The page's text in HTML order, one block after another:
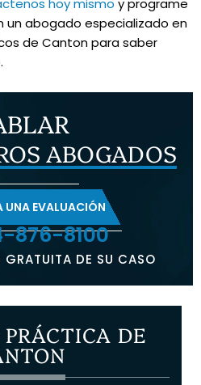
hoy mismo y programe
abogado especializado en
de Canton para saber
ABOGADOS
UNA EVALUACIÓN
876-8100
GRATUITA DE SU CASO
DE